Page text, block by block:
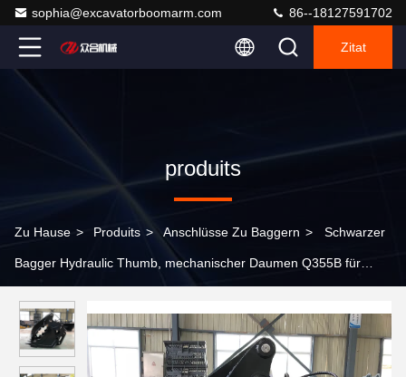
sophia@excavatorboomarm.com 86--18127591702
Zitat
produits
Zu Hause > Produits > Anschlüsse Zu Baggern > Schwarzer
Bagger Hydraulic Thumb, mechanischer Daumen Q355B für